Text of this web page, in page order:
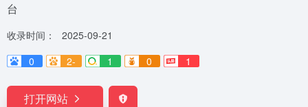
台
收录时间：
2025-09-21
0
2- 1 0 1
打开网站